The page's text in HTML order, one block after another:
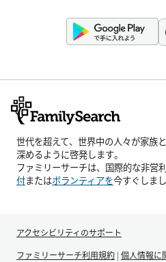
世代を超えて、世界中の人々が家族
深めるように啓発します。
ファミリーサーチは、国際的な非営
付またはボランティアを今すぐしま
アクセシビリティのサポート
ファミリーサーチ利用規約 | 個人情報に